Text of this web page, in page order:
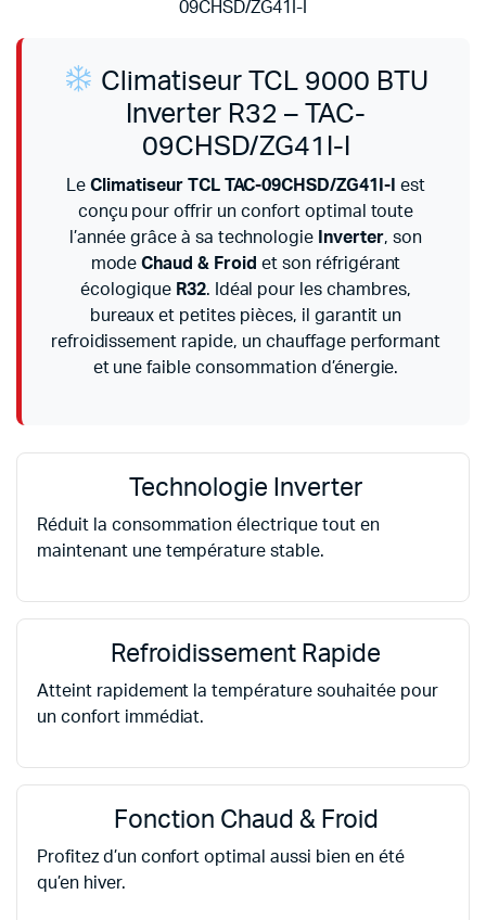
09CHSD/ZG41I-I
Climatiseur TCL 9000 BTU
Inverter R32 – TAC-
09CHSD/ZG41I-I
LeClimatiseur TCL TAC-09CHSD/ZG41I-I est
conçu pour offrir un confort optimal toute
l’année grâce à sa technologie
Inverter, son
modeChaud & Froid et son réfrigérant
écologique R32. Idéal pour les chambres,
bureaux et petites pièces, il garantit un
refroidissement rapide, un chauffage performant
et une faible consommation d’énergie.
Technologie Inverter
Réduit la consommation électrique tout en
maintenant une température stable.
Refroidissement Rapide
Atteint rapidement la température souhaitée pour
un confort immédiat.
Fonction Chaud & Froid
Profitez d’un confort optimal aussi bien en été
qu’en hiver.